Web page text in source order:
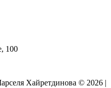
100
Хайретдинова © 2026 |